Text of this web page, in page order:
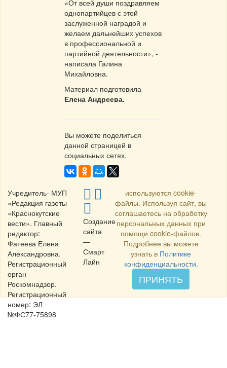
«От всей души поздравляем
однопартийцев с этой
заслуженной наградой и
желаем дальнейших успехов
в профессиональной и
партийной деятельности», -
написала Галина
Михайловна.
Материал подготовила
Елена Андреева.
Вы можете поделиться
данной страницей в
социальных сетях.
Учредитель- МУП
«Редакция газеты
«Краснокутские
вести». Главный
редактор:
Фатеева Елена
Александровна.
Регистрационный
орган -
Роскомнадзор.
Регистрационный
номер: ЭЛ
№ФС77-75898
Создание
сайта
—
Смарт
Лайн
используются cookie-
файлы. Используя сайт, вы
соглашаетесь на обработку
персональных данных при
помощи cookie-файлов.
Подробнее вы можете
узнать в Политике
конфиденциальности.
ПРИНЯТЬ